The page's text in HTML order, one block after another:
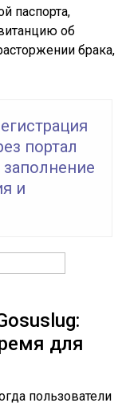
паспорта,
об
брака,
портал
заполнение
и
для
пользователи